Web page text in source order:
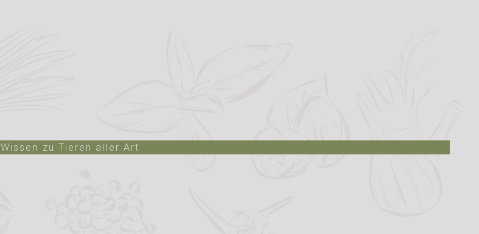
Wissen zu Tieren aller Art